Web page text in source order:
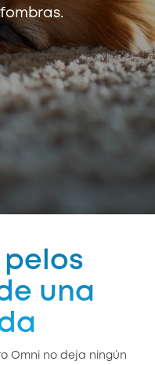
pelos
una
Omni no deja ningún